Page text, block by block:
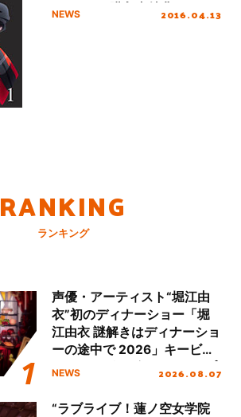
ray＆DVD購入者特典に、キ
NEWS 2016.04.13
RANKING
ランキング
声優・アーティスト“堀江由
衣”初のディナーショー「堀
江由衣 謎解きはディナーショ
ーの途中で 2026」キービジ
ュアル＆グッズラインナップ
NEWS 2026.08.07
“ラブライブ！蓮ノ空女学院